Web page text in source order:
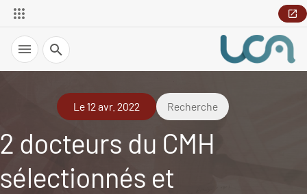
Recherche
Le 12 avr. 2022 Recherche
2 docteurs du CMH
sélectionnés et